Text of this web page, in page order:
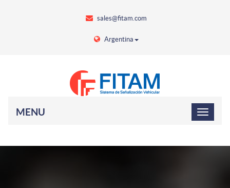
sales@fitam.com
Argentina
MENU